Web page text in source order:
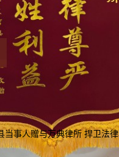
当事人赠与万典律所 捍卫法